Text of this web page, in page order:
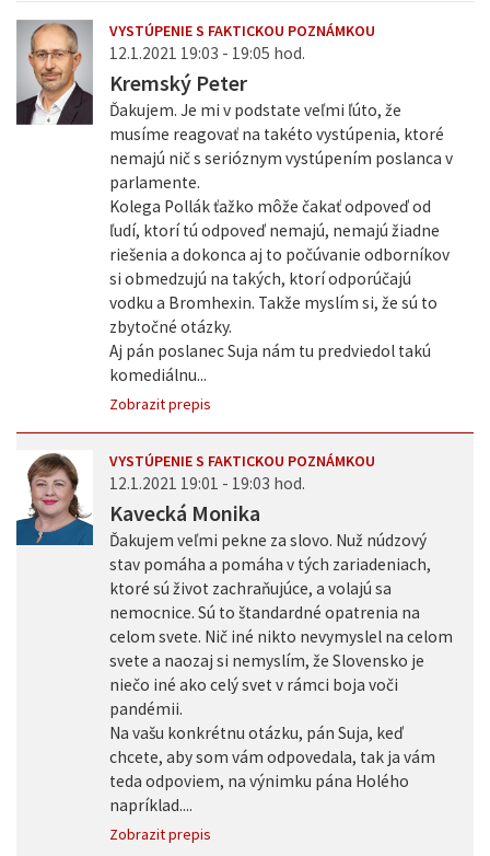
VYSTÚPENIE S FAKTICKOU POZNÁMKOU
12.1.2021 19:03 - 19:05 hod.
Kremský Peter
Ďakujem. Je mi v podstate veľmi ľúto, že
musíme reagovať na takéto vystúpenia, ktoré
nemajú nič s serióznym vystúpením poslanca v
parlamente.
Kolega Pollák ťažko môže čakať odpoveď od
ľudí, ktorí tú odpoveď nemajú, nemajú žiadne
riešenia a dokonca aj to počúvanie odborníkov
si obmedzujú na takých, ktorí odporúčajú
vodku a Bromhexin. Takže myslím si, že sú to
zbytočné otázky.
Aj pán poslanec Suja nám tu predviedol takú
komediálnu...
Zobrazit prepis
VYSTÚPENIE S FAKTICKOU POZNÁMKOU
12.1.2021 19:01 - 19:03 hod.
Kavecká Monika
Ďakujem veľmi pekne za slovo. Nuž núdzový
stav pomáha a pomáha v tých zariadeniach,
ktoré sú život zachraňujúce, a volajú sa
nemocnice. Sú to štandardné opatrenia na
celom svete. Nič iné nikto nevymyslel na celom
svete a naozaj si nemyslím, že Slovensko je
niečo iné ako celý svet v rámci boja voči
pandémii.
Na vašu konkrétnu otázku, pán Suja, keď
chcete, aby som vám odpovedala, tak ja vám
teda odpoviem, na výnimku pána Holého
napríklad....
Zobrazit prepis